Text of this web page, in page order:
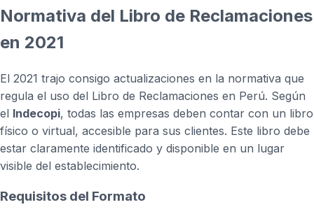
Normativa del Libro de Reclamaciones
en 2021
El 2021 trajo consigo actualizaciones en la normativa que
regula el uso del Libro de Reclamaciones en Perú. Según
el Indecopi, todas las empresas deben contar con un libro
físico o virtual, accesible para sus clientes. Este libro debe
estar claramente identificado y disponible en un lugar
visible del establecimiento.
Requisitos del Formato